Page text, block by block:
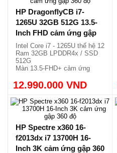
HP DragonflyCB i7-
1265U 32GB 512G 13.5-
Inch FHD cảm ứng gập
360 độ
Intel Core i7 - 1265U thế hệ 12
Ram 32GB LPDDR4x / SSD
512G
Màn 13.5-FHD+ cảm ứng
x360
Vỏ nhôm, nhẹ 1.27kg.
12.990.000 VND
HP Spectre x360 16-